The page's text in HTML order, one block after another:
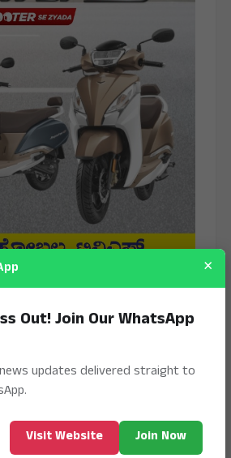
×
Out! Join Our WhatsApp
updates delivered straight to
Visit Website Join Now